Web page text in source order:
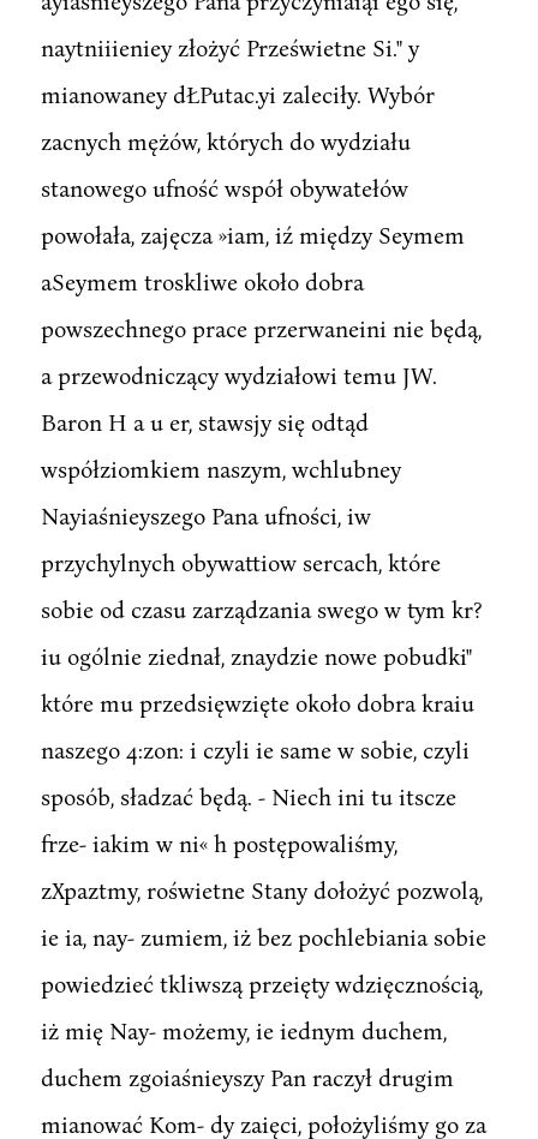
naytniiieniey złożyć Prześwietne Si." y
mianowaney dŁPutac.yi zaleciły. Wybór
zacnych mężów, których do wydziału
stanowego ufność współ obywatełów
powołała, zajęcza »iam, iź między Seymem
aSeymem troskliwe około dobra
powszechnego prace przerwaneini nie będą,
a przewodniczący wydziałowi temu JW.
Baron H a u er, stawsjy się odtąd
współziomkiem naszym, wchlubney
Nayiaśnieyszego Pana ufności, iw
przychylnych obywattiow sercach, które
sobie od czasu zarządzania swego w tym kr?
iu ogólnie ziednał, znaydzie nowe pobudki"
które mu przedsięwzięte około dobra kraiu
naszego 4:zon: i czyli ie same w sobie, czyli
sposób, sładzać będą. - Niech ini tu itscze
frze- iakim w ni« h postępowaliśmy,
zXpaztmy, roświetne Stany dołożyć pozwolą,
ie ia, nay- zumiem, iż bez pochlebiania sobie
powiedzieć tkliwszą przeięty wdzięcznością,
iż mię Nay- możemy, ie iednym duchem,
duchem zgoiaśnieyszy Pan raczył drugim
mianować Kom- dy zaięci, położyliśmy go za